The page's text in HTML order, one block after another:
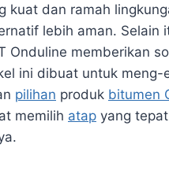
kuat dan ramah
lebih aman. Selain
Onduline memberikan
ini dibuat untuk
pilihan produk bitumen
memilih atap yang